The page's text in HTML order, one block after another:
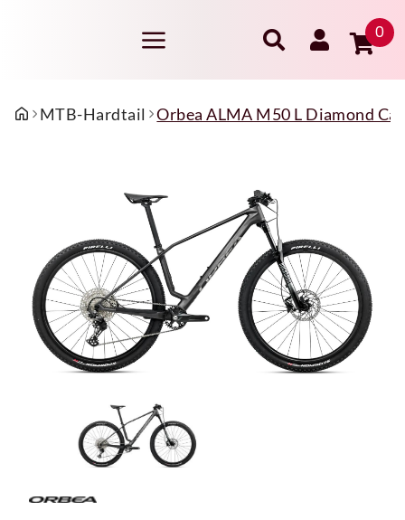
0
MTB-Hardtail Orbea ALMA M50 L Diamond